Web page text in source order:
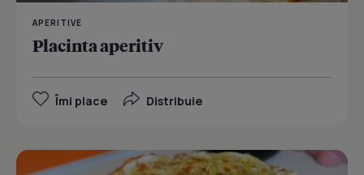
APERITIVE
Placinta aperitiv
Îmi place Distribuie